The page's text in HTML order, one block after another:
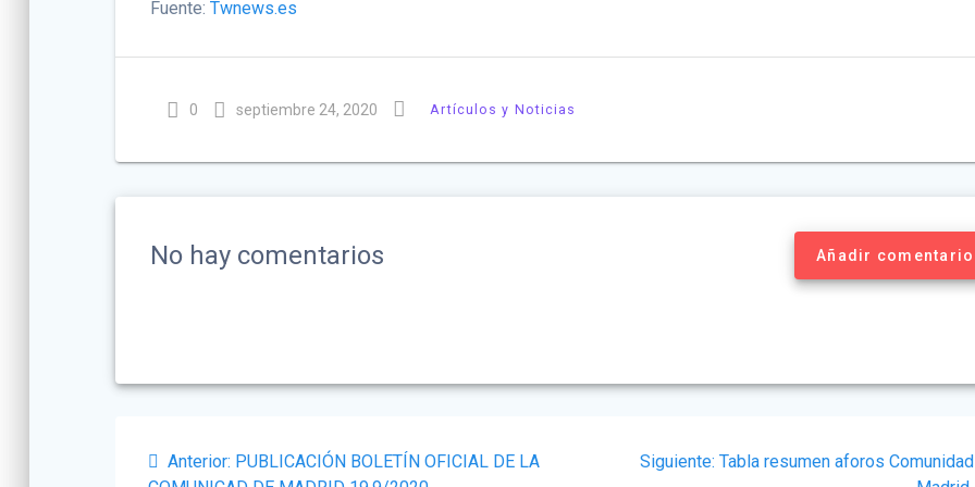
Fuente:Twnews.es
0 septiembre 24, 2020 Artículos y Noticias
No hay comentarios Añadir comentario
Navegación
Anterior: Post
PUBLICACIÓN BOLETÍN OFICIAL DE LA
Siguiente: Siguiente
Tabla resumen aforos